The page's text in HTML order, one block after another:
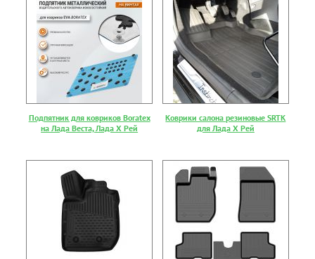
Подпятник для ковриков Boratex
на Лада Веста, Лада Х Рей
Коврики салона резиновые SRTK
для Лада Х Рей